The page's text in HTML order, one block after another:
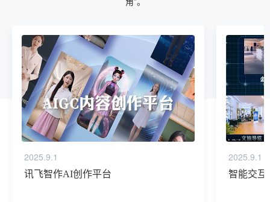
2025.9.1
讯飞智作AI创作平台
2025.9.1
智能交互